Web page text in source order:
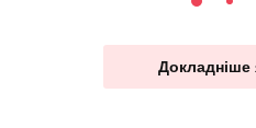
Докладніше